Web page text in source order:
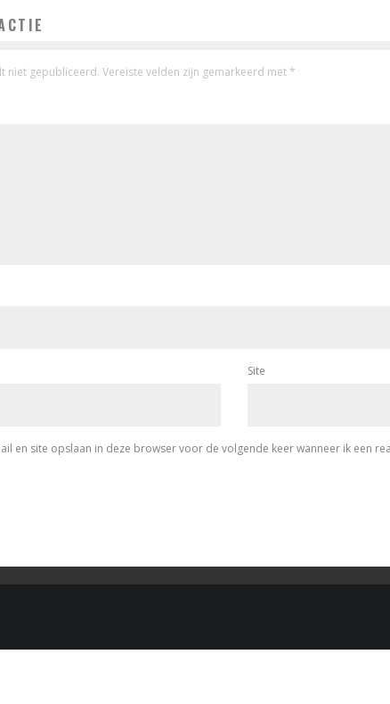
niet gepubliceerd. Vereiste velden zijn gemarkeerd met *
Site
en site opslaan in deze browser voor de volgende keer wanneer ik een